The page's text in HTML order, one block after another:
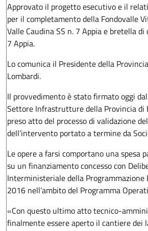
Approvato il progetto esecutivo e il
per il completamento della Fondovalle
Valle Caudina SS n. 7 Appia e bretella
7 Appia.
Lo comunica il Presidente della
Lombardi.
Il provvedimento è stato firmato oggi
Settore Infrastrutture della Provincia di
preso atto del processo di validazione
dell’intervento portato a termine da
Le opere a farsi comportano una spesa
su un finanziamento concesso con
Interministeriale della Programmazione
2016 nell’ambito del Programma
«Con questo ultimo atto tecnico-
finalmente essere aperto il cantiere dei